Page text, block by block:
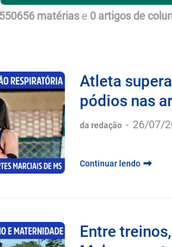
550656 matérias e 0 artigos de
Atleta
pódios nas
da redação 26/07/
Continuar lendo
Entre